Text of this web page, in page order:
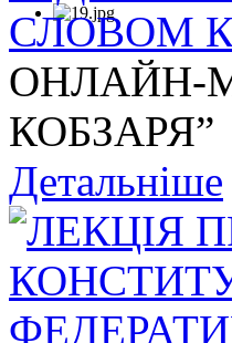
ОНЛАЙН-
КОБЗАРЯ”
Детальніше